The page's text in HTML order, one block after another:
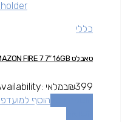
כללי
טאבלט AMAZON FIRE 7 7″ 16GB
₪399
במלאי
הוסף